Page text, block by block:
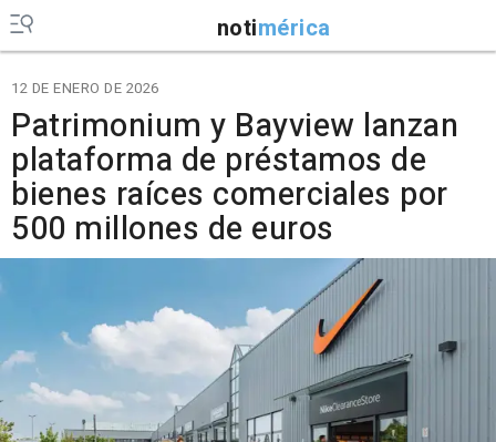
notimérica
12 DE ENERO DE 2026
Patrimonium y Bayview lanzan
plataforma de préstamos de
bienes raíces comerciales por
500 millones de euros